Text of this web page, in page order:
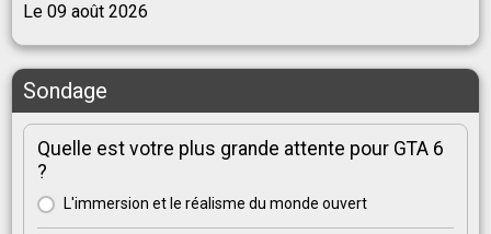
Le 09 août 2026
Sondage
Quelle est votre plus grande attente pour GTA 6
?
L'immersion et le réalisme du monde ouvert